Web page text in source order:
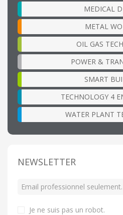
MEDICAL
METAL
OIL GAS
POWER &
SMART
TECHNOLOGY 4
WATER PLANT
NEWSLETTER
Je ne suis pas un robot.